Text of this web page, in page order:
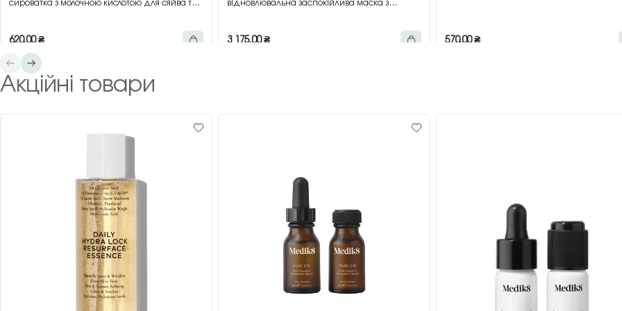
сироватка з молочною кислотою для сяйва та
620,00₴
відновлювальна заспокійлива маска з
3 175,00₴ 570,00₴
Акційні товари